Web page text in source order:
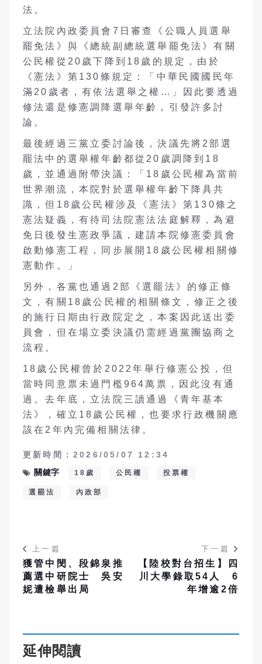
法。
立法院內政委員會7日審查《公職人員選舉
罷免法》與《總統副總統選舉罷免法》有關
公民權從20歲下降到18歲的規定，由於
《憲法》第130條規定：「中華民國國民年
滿20歲者，有依法選舉之權…」因此要透過
修法還是修憲調降選舉年齡，引發許多討
論。
最後經過三黨立委討論後，決議先將2部選
罷法中的選舉權年齡都從20歲調降到18
歲，並通過附帶決議：「18歲公民權為當前
世界潮流，本院對於選舉權年齡下降具共
識，但18歲公民權涉及《憲法》第130條之
憲法疑義，有待司法院憲法法庭解釋，為避
免日後發生憲政爭議，建請本院修憲委員會
啟動修憲工程，同步展開18歲公民權相關修
憲動作。」
另外，各黨也通過2部《選罷法》的修正條
文，有關18歲公民權的相關條文，修正之後
的施行日期由行政院定之，本案因此送出委
員會，但在場立委決議仍需經過黨團協商之
流程。
18 歲公民權曾於2022年舉行修憲公投，但
當時同意票未過門檻964萬票，因此沒有通
過。去年底，立法院三讀通過《青年基本
法》，確立 18 歲公民權，也要求行政機關應
該在 2 年內完備相關法律。
更新時間：2026/05/07 12:34
關鍵字
18歲 公民權 投票權
選罷法 內政部
上一篇
獲管中閔、段錦泉推
薦選中研院士 吳安
妮遭檢舉出局
下一篇
【陸校對台招生】四
川大學錄取54人 6
年增逾2倍
延伸閱讀